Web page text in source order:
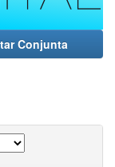
Conjunta